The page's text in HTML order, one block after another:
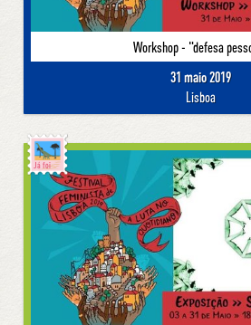
Workshop - "defesa
31 maio 2019
Lisboa
Já foi